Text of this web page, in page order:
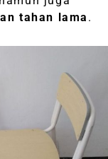
tahan lama .